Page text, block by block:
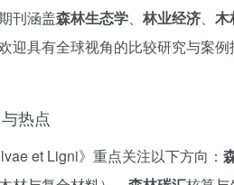
刊涵盖森林生态学、 林业经济、 木
迎具有全球视角的比较研究与案
热点
et Ligni》重点关注以下方向：